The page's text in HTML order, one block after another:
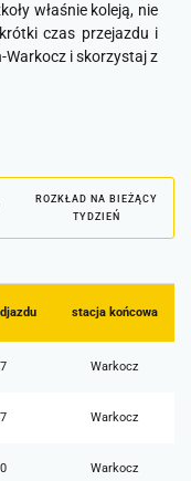
właśnie koleją, nie
czas przejazdu i
Warkocz i skorzystaj z
ROZKŁAD NA BIEŻĄCY
TYDZIEŃ
stacja końcowa
Warkocz
Warkocz
Warkocz